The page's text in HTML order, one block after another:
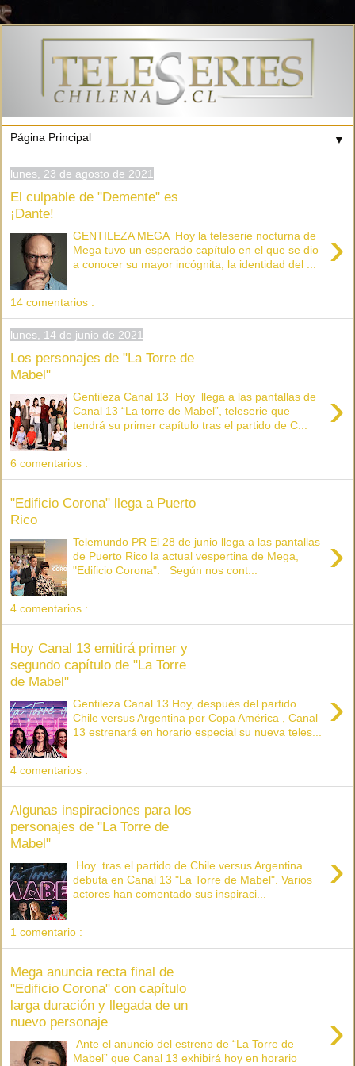
▼
lunes, 23 de agosto de 2021
El culpable de "Demente" es
¡Dante!
›
GENTILEZA MEGA Hoy la teleserie nocturna de
Mega tuvo un esperado capítulo en el que se dio
a conocer su mayor incógnita, la identidad del ...
14 comentarios :
lunes, 14 de junio de 2021
Los personajes de "La Torre de
Mabel"
›
Gentileza Canal 13 Hoy llega a las pantallas de
Canal 13 “La torre de Mabel”, teleserie que
tendrá su primer capítulo tras el partido de C...
6 comentarios :
"Edificio Corona" llega a Puerto
Rico
›
Telemundo PR El 28 de junio llega a las pantallas
de Puerto Rico la actual vespertina de Mega,
"Edificio Corona". Según nos cont...
4 comentarios :
Hoy Canal 13 emitirá primer y
segundo capítulo de "La Torre
de Mabel"
›
Gentileza Canal 13 Hoy, después del partido
Chile versus Argentina por Copa América , Canal
13 estrenará en horario especial su nueva teles...
4 comentarios :
Algunas inspiraciones para los
personajes de "La Torre de
Mabel"
›
Hoy tras el partido de Chile versus Argentina
debuta en Canal 13 "La Torre de Mabel". Varios
actores han comentado sus inspiraci...
1 comentario :
Mega anuncia recta final de
"Edificio Corona" con capítulo
larga duración y llegada de un
nuevo personaje
›
Ante el anuncio del estreno de “La Torre de
Mabel” que Canal 13 exhibirá hoy en horario